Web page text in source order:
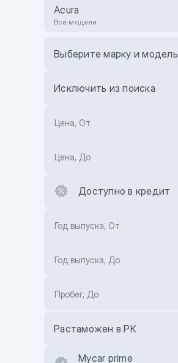
Acura
Все модели
Выберите марку и модель
Исключить из поиска
Цена, От
Цена, До
Доступно в кредит
Год выпуска, От
Год выпуска, До
Пробег, До
Растаможен в РК
Mycar prime